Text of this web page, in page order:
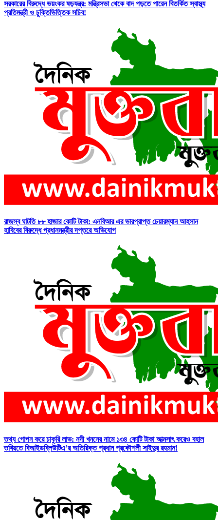
সরকারের বিরুদ্ধে ভয়ংকর ষড়যন্ত্র: মন্ত্রিসভা থেকে বাদ পড়তে পারেন বিতর্কিত স্বাস্থ্য
প্রতিমন্ত্রী ও চুক্তিভিত্তিক সচিব!
রাজস্ব ঘাটতি ৮৮ হাজার কোটি টাকা: এনবিআর এর ভারপ্রাপ্ত চেয়ারম্যান আহসান
হাবিবের বিরুদ্ধে প্রধানমন্ত্রীর দপ্তরে অভিযোগ
তথ্য গোপন করে চাকুরি লাভ: নদী খননের নামে ১৩৪ কোটি টাকা আত্মসাৎ করেও বহাল
তবিয়তে বিআইডব্লিউটিএ’র অতিরিক্ত প্রধান প্রকৌশলী সাইদুর রহমান!